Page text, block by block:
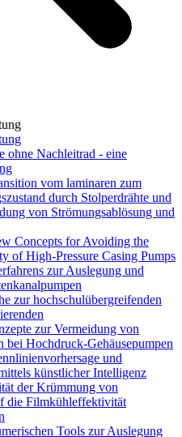
ohne Nachleitrad - eine
vom laminaren zum
durch Stolperdrähte und
von Strömungsablösung und
Concepts for Avoiding the
of High-Pressure Casing Pumps
zur Auslegung und
zur hochschulübergreifenden
zur Vermeidung von
bei Hochdruck-Gehäusepumpen
und
künstlicher Intelligenz
der Krümmung von
die Filmkühleffektivität
Tools zur Auslegung